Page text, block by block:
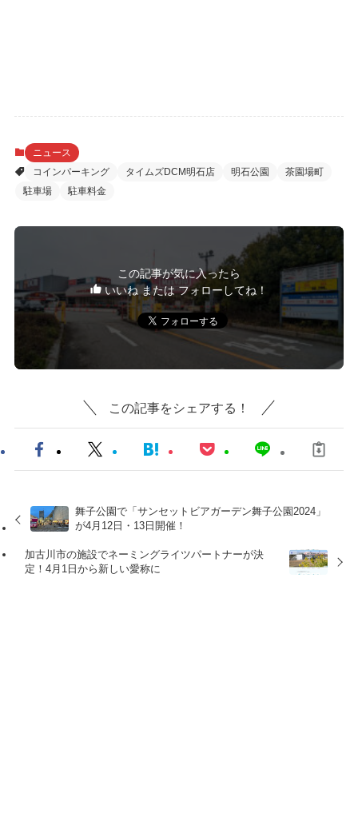
ニュース
コインパーキング
タイムズDCM明石店 明石公園
茶園場町
駐車場
駐車料金
この記事が気に入ったら
いいね または フォローしてね！
この記事をシェアする！
舞子公園で「サンセットビアガーデン舞子公園2024」
が4月12日・13日開催！
加古川市の施設でネーミングライツパートナーが決
定！4月1日から新しい愛称に